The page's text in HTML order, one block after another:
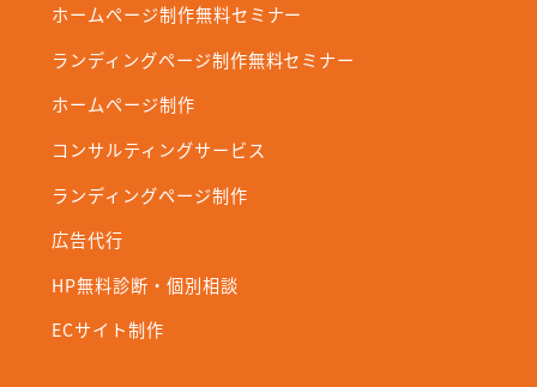
ホームページ制作無料セミナー
ランディングページ制作無料セミナー
ホームページ制作
コンサルティングサービス
ランディングページ制作
広告代行
HP無料診断・個別相談
ECサイト制作